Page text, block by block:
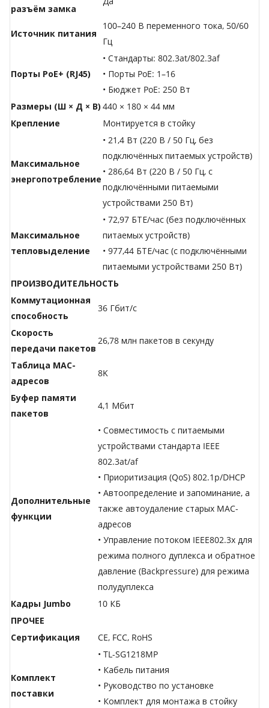
разъём замка
Источник питания
100–240 В переменного тока, 50/60
Гц
Порты PoE+ (RJ45)
• Стандарты: 802.3at/802.3af
• Порты PoE: 1–16
• Бюджет PoE: 250 Вт
Размеры (Ш × Д × В) 440 × 180 × 44 мм
Крепление
Монтируется в стойку
Максимальное
энергопотребление
• 21,4 Вт (220 В / 50 Гц, без
подключённых питаемых устройств)
• 286,64 Вт (220 В / 50 Гц, с
подключёнными питаемыми
устройствами 250 Вт)
Максимальное
тепловыделение
• 72,97 БТЕ/час (без подключённых
питаемых устройств)
• 977,44 БТЕ/час (с подключёнными
питаемыми устройствами 250 Вт)
ПРОИЗВОДИТЕЛЬНОСТЬ
Коммутационная
способность
36 Гбит/с
Скорость
передачи пакетов
26,78 млн пакетов в секунду
Таблица МАС-
адресов
8K
Буфер памяти
пакетов
4,1 Мбит
Дополнительные
функции
• Совместимость с питаемыми
устройствами стандарта IEEE
802.3at/af
• Приоритизация (QoS) 802.1p/DHCP
• Автоопределение и запоминание, а
также автоудаление старых MAC-
адресов
• Управление потоком IEEE802.3x для
режима полного дуплекса и обратное
давление (Backpressure) для режима
полудуплекса
Кадры Jumbo
10 КБ
ПРОЧЕЕ
Сертификация
CE, FCC, RoHS
Комплект
поставки
• TL-SG1218MP
• Кабель питания
• Руководство по установке
• Комплект для монтажа в стойку